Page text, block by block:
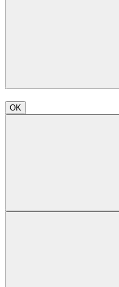
OK